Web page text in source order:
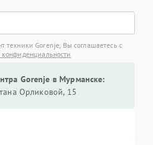
техники Gorenje, Вы соглашаетесь с
Gorenje в Мурманске:
Орликовой, 15